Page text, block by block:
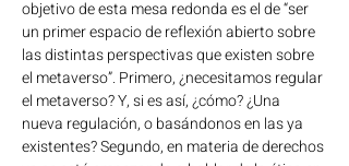
objetivo de esta mesa redonda es el de “ser
un primer espacio de reflexión abierto sobre
las distintas perspectivas que existen sobre
el metaverso”. Primero, ¿necesitamos regular
el metaverso? Y, si es así, ¿cómo? ¿Una
nueva regulación, o basándonos en las ya
existentes? Segundo, en materia de derechos